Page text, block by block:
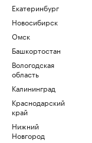
Екатеринбург
Новосибирск
Омск
Башкортостан
Вологодская
область
Калининград
Краснодарский
край
Нижний
Новгород